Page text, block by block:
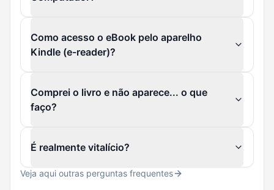
Como acesso o eBook pelo aparelho
Kindle (e-reader)?
Comprei o livro e não aparece... o que
faço?
É realmente vitalício?
Veja aqui outras perguntas frequentes